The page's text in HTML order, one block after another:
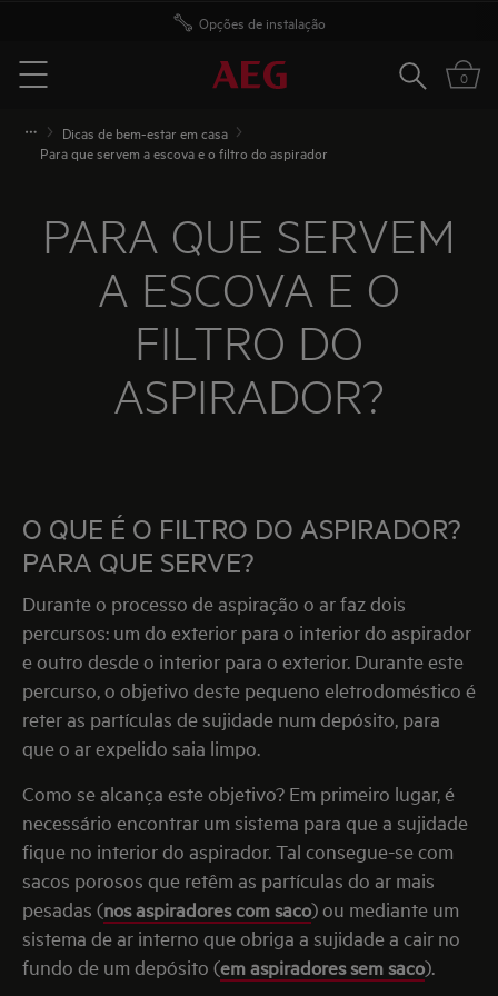
Opções de instalação
Menu
Pesquisar
0
Dicas de bem-estar em casa
Para que servem a escova e o filtro do aspirador
PARA QUE SERVEM
A ESCOVA E O
FILTRO DO
ASPIRADOR?
O QUE É O FILTRO DO ASPIRADOR?
PARA QUE SERVE?
Durante o processo de aspiração o ar faz dois
percursos: um do exterior para o interior do aspirador
e outro desde o interior para o exterior. Durante este
percurso, o objetivo deste pequeno eletrodoméstico é
reter as partículas de sujidade num depósito, para
que o ar expelido saia limpo.
Como se alcança este objetivo? Em primeiro lugar, é
necessário encontrar um sistema para que a sujidade
fique no interior do aspirador. Tal consegue-se com
sacos porosos que retêm as partículas do ar mais
pesadas (nos aspiradores com saco) ou mediante um
sistema de ar interno que obriga a sujidade a cair no
fundo de um depósito (em aspiradores sem saco).